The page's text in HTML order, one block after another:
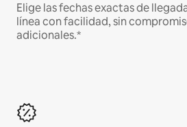
Elige las fechas exactas de
línea con facilidad, sin
adicionales.*